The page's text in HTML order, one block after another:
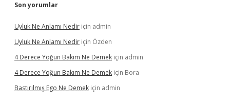
Son yorumlar
Uyluk Ne Anlamı Nedir için admin
Uyluk Ne Anlamı Nedir için Özden
4 Derece Yoğun Bakım Ne Demek için admin
4 Derece Yoğun Bakım Ne Demek için Bora
Bastırılmış Ego Ne Demek için admin